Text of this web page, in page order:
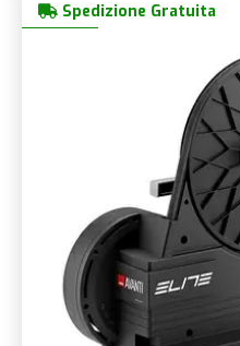
Spedizione Gratuita